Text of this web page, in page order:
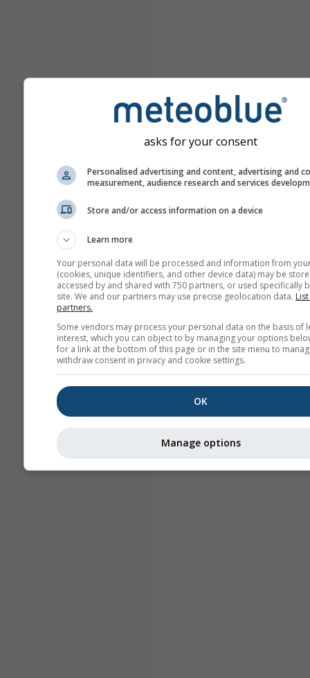
asks for your consent
Personalised advertising and content, advertising and
measurement, audience research and services
Store and/or access information on a device
Learn more
Your personal data will be processed and information from
(cookies, unique identifiers, and other device data) may be
accessed by and shared with 750 partners, or used specifically
site. We and our partners may use precise geolocation data.
partners.
Some vendors may process your personal data on the basis of
interest, which you can object to by managing your options
for a link at the bottom of this page or in the site menu to
withdraw consent in privacy and cookie settings.
OK
Manage options